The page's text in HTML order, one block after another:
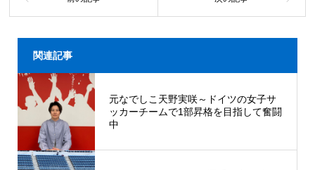
関連記事
元なでしこ天野実咲～ドイツの女子サ
ッカーチームで1部昇格を目指して奮闘
中